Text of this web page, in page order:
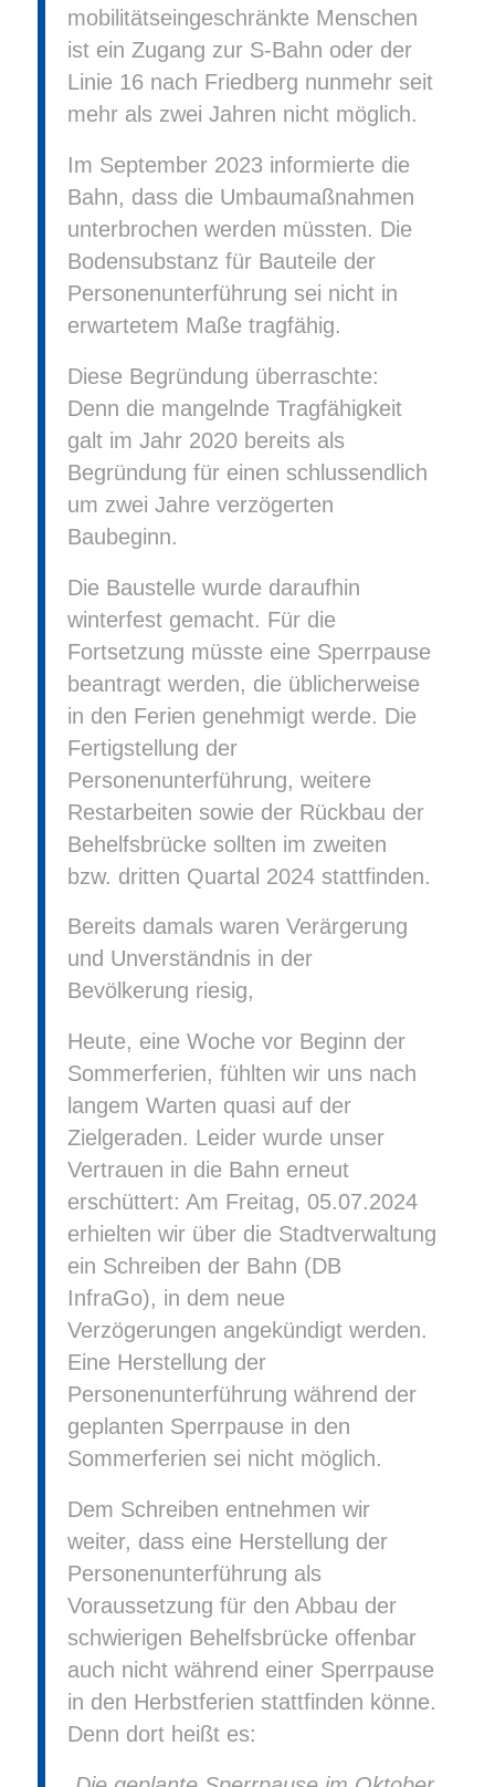
mobilitätseingeschränkte Menschen
ist ein Zugang zur S-Bahn oder der
Linie 16 nach Friedberg nunmehr seit
mehr als zwei Jahren nicht möglich.
Im September 2023 informierte die
Bahn, dass die Umbaumaßnahmen
unterbrochen werden müssten. Die
Bodensubstanz für Bauteile der
Personenunterführung sei nicht in
erwartetem Maße tragfähig.
Diese Begründung überraschte:
Denn die mangelnde Tragfähigkeit
galt im Jahr 2020 bereits als
Begründung für einen schlussendlich
um zwei Jahre verzögerten
Baubeginn.
Die Baustelle wurde daraufhin
winterfest gemacht. Für die
Fortsetzung müsste eine Sperrpause
beantragt werden, die üblicherweise
in den Ferien genehmigt werde. Die
Fertigstellung der
Personenunterführung, weitere
Restarbeiten sowie der Rückbau der
Behelfsbrücke sollten im zweiten
bzw. dritten Quartal 2024 stattfinden.
Bereits damals waren Verärgerung
und Unverständnis in der
Bevölkerung riesig,
Heute, eine Woche vor Beginn der
Sommerferien, fühlten wir uns nach
langem Warten quasi auf der
Zielgeraden. Leider wurde unser
Vertrauen in die Bahn erneut
erschüttert: Am Freitag, 05.07.2024
erhielten wir über die Stadtverwaltung
ein Schreiben der Bahn (DB
InfraGo), in dem neue
Verzögerungen angekündigt werden.
Eine Herstellung der
Personenunterführung während der
geplanten Sperrpause in den
Sommerferien sei nicht möglich.
Dem Schreiben entnehmen wir
weiter, dass eine Herstellung der
Personenunterführung als
Voraussetzung für den Abbau der
schwierigen Behelfsbrücke offenbar
auch nicht während einer Sperrpause
in den Herbstferien stattfinden könne.
Denn dort heißt es: